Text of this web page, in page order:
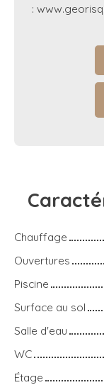
:
Chauffage
Ouvertures
Piscine
Surface au sol
Salle d'eau
WC
Étage